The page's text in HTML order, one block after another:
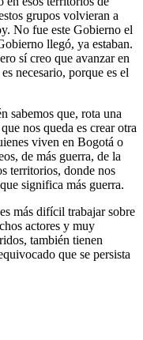
grupos volvieran a
No fue este Gobierno el
llegó, ya estaban.
sí creo que avanzar en
necesario, porque es el
sabemos que, rota una
nos queda es crear otra
viven en Bogotá o
de más guerra, de la
territorios, donde nos
significa más guerra.
más difícil trabajar sobre
actores y muy
también tienen
que se persista